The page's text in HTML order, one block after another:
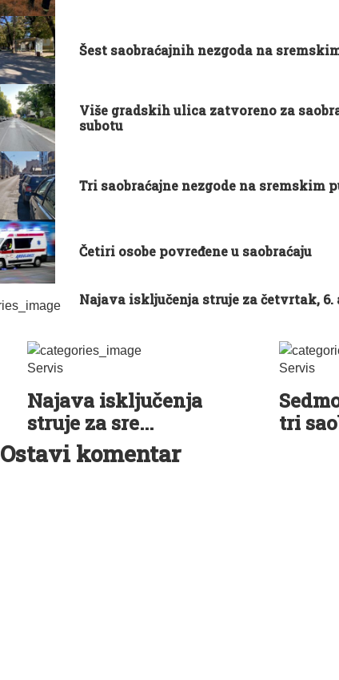
Šest saobraćajnih nezgoda na
Više gradskih ulica zatvoreno za
subotu
Tri saobraćajne nezgode na sremskim
Četiri osobe povređene u saobraćaju
Najava isključenja struje za četvrtak, 6.
Servis
Najava isključenja
struje za sre...
Servis
tri
Ostavi komentar